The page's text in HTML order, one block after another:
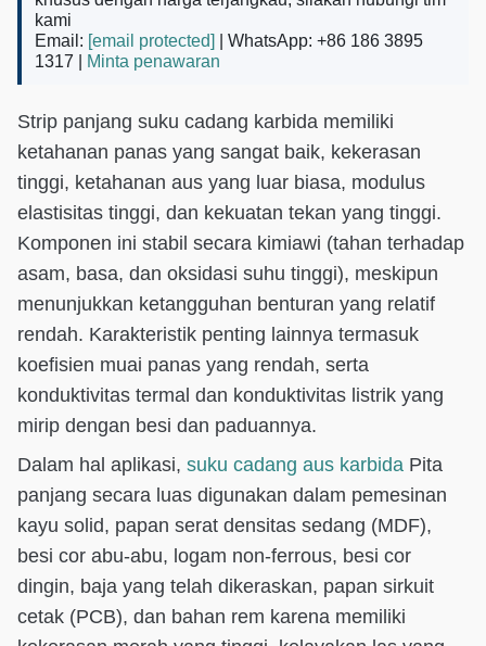
kami
Email: [email protected]
| WhatsApp: +86 186 3895
1317 |
Minta penawaran
Strip panjang suku cadang karbida memiliki
ketahanan panas yang sangat baik, kekerasan
tinggi, ketahanan aus yang luar biasa, modulus
elastisitas tinggi, dan kekuatan tekan yang tinggi.
Komponen ini stabil secara kimiawi (tahan terhadap
asam, basa, dan oksidasi suhu tinggi), meskipun
menunjukkan ketangguhan benturan yang relatif
rendah. Karakteristik penting lainnya termasuk
koefisien muai panas yang rendah, serta
konduktivitas termal dan konduktivitas listrik yang
mirip dengan besi dan paduannya.
Dalam hal aplikasi, suku cadang aus karbida Pita
panjang secara luas digunakan dalam pemesinan
kayu solid, papan serat densitas sedang (MDF),
besi cor abu-abu, logam non-ferrous, besi cor
dingin, baja yang telah dikeraskan, papan sirkuit
cetak (PCB), dan bahan rem karena memiliki